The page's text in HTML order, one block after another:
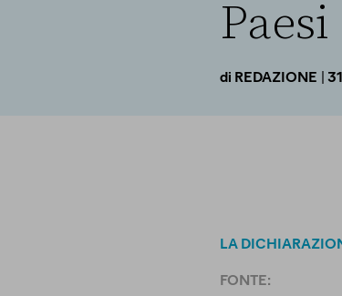
di REDAZIONE |
LA
FONTE: